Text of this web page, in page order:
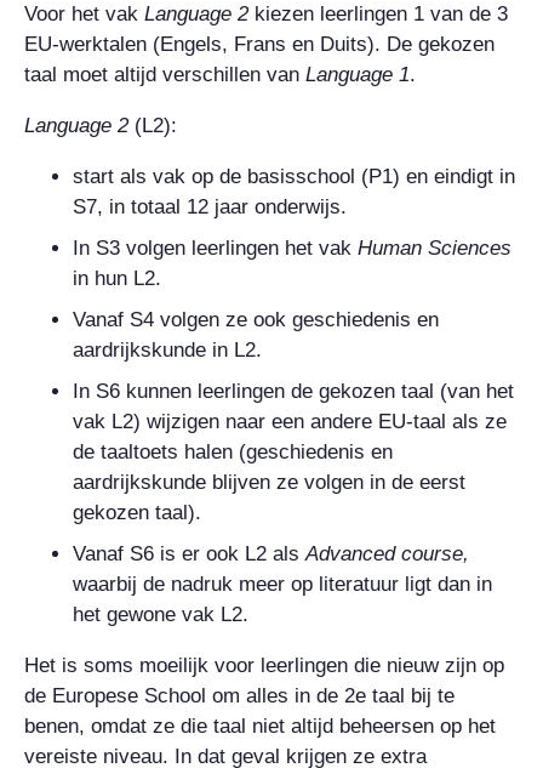
Voor het vak Language 2kiezen leerlingen 1 van de 3
EU-werktalen (Engels, Frans en Duits). De gekozen
taal moet altijd verschillen van Language 1.
Language 2(L2):
start als vak op de basisschool (P1) en eindigt in
S7, in totaal 12 jaar onderwijs.
In S3 volgen leerlingen het vak Human Sciences
in hun L2.
Vanaf S4 volgen ze ook geschiedenis en
aardrijkskunde in L2.
In S6 kunnen leerlingen de gekozen taal (van het
vak L2) wijzigen naar een andere EU-taal als ze
de taaltoets halen (geschiedenis en
aardrijkskunde blijven ze volgen in de eerst
gekozen taal).
Vanaf S6 is er ook L2 alsAdvanced course,
waarbij de nadruk meer op literatuur ligt dan in
het gewone vak L2.
Het is soms moeilijk voor leerlingen die nieuw zijn op
de Europese School om alles in de 2e taal bij te
benen, omdat ze die taal niet altijd beheersen op het
vereiste niveau. In dat geval krijgen ze extra